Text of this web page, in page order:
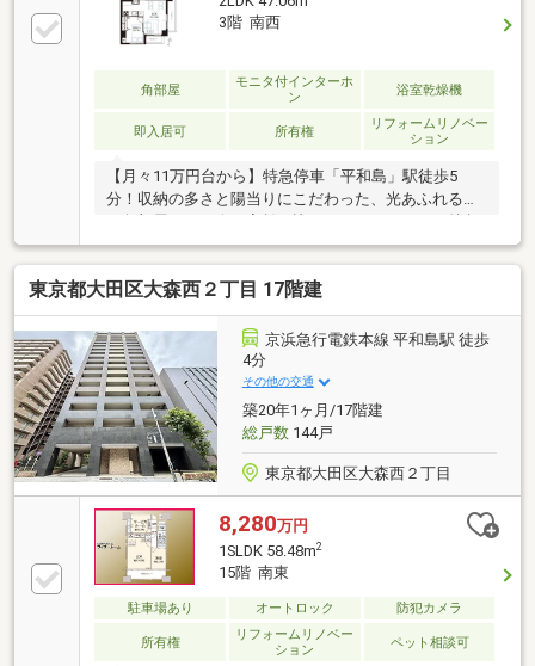
3階 南西
角部屋
モニタ付インターホ
ン
浴室乾燥機
即入居可 所有権
リフォームリノベー
ション
【月々11万円台から】特急停車「平和島」駅徒歩5
分！収納の多さと陽当りにこだわった、光あふれる南
停車駅の利便性を享受しながら、新築のような内装で
新生活をスタートできます。■ここが暮らしのポイン
ト・全部屋に窓がある角部屋：南西向きで陽当り・通
風良好。・魔法の廊下収納：水回りを集約し、廊下に
大容量の収納を確保。居室を最大限広く使えます。・
家具が置きやすい正方形の洋室：模様替えもスムー
ズ。・安心の住まい：新耐震基準＆オートロック完
備。管理の行き届いた中庭も魅力。「賢く、自分らし
く住む」を叶える一邸です。
東京都大田区大森西２丁目 17階建
京浜急行電鉄本線 平和島駅 徒歩
4分
その他の交通
築20年1ヶ月/17階建
総戸数144戸
東京都大田区大森西２丁目
8,280万円
1SLDK 58.48m2
15階 南東
駐車場あり オートロック 防犯カメラ
所有権
リフォームリノベー
ション
ペット相談可